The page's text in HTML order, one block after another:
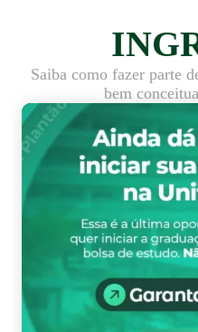
Saiba como fazer parte
bem